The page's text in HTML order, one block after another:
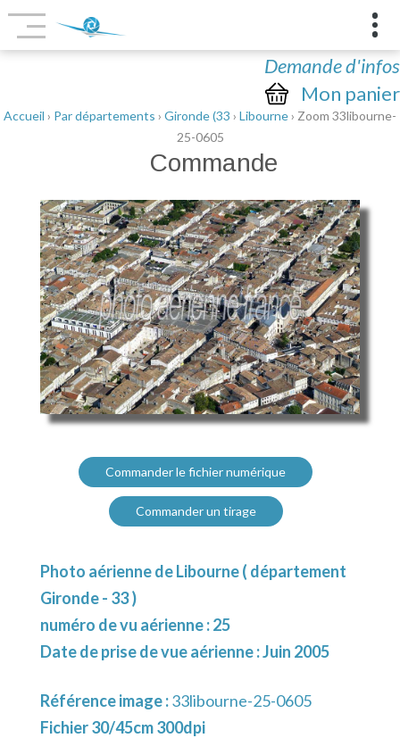
Demande d'infos
Mon panier
Accueil › Par départements › Gironde (33 › Libourne› Zoom 33libourne-
25-0605
Commande
Commander le fichier numérique
Commander un tirage
Photo aérienne de Libourne ( département
Gironde - 33 )
numéro de vu aérienne : 25
Date de prise de vue aérienne : Juin 2005
Référence image :33libourne-25-0605
Fichier 30/45cm 300dpi